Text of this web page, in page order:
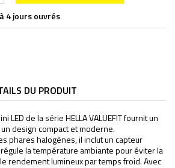
4 jours ouvrés
DU PRODUIT
LED de la série HELLA VALUEFIT fournit un
design compact et moderne.
phares halogènes, il inclut un capteur
la température ambiante pour éviter la
rendement lumineux par temps froid. Avec